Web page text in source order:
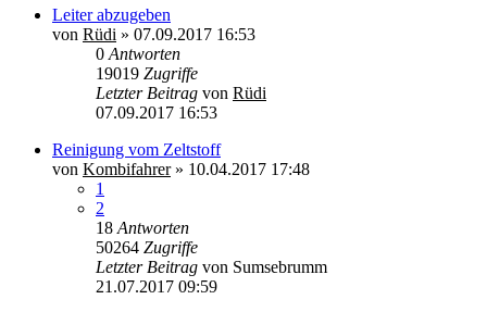
Leiter abzugeben
von Rüdi » 07.09.2017 16:53
0 Antworten
19019 Zugriffe
Letzter Beitrag von Rüdi
07.09.2017 16:53
Reinigung vom Zeltstoff
von Kombifahrer» 10.04.2017 17:48
1
2
18 Antworten
50264 Zugriffe
Letzter Beitrag von Sumsebrumm
21.07.2017 09:59